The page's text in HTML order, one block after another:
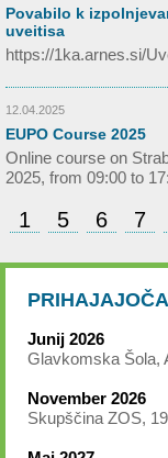
Povabilo k
uveitisa
https://1ka.arnes.si/
12.04.2025
EUPO Course 2025
Online course on
2025, from 09:00 to
1 5 6 7
Junij 2026
Glavkomska Šola,
November 2026
Skupščina ZOS,